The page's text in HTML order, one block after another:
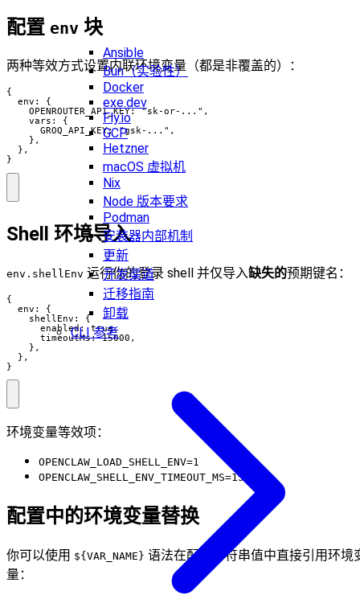
Ansible
Bun（实验性）
Docker
exe.dev
Fly.io
GCP
Hetzner
macOS 虚拟机
Nix
Node 版本要求
Podman
安装器内部机制
更新
开发渠道
迁移指南
卸载
CLI 参考
配置 env 块
两种等效方式设置内联环境变量（都是非覆盖的）：
{
  env: {
    OPENROUTER_API_KEY: "sk-or-...",
    vars: {
      GROQ_API_KEY: "gsk-...",
    },
  },
}
Shell 环境导入
env.shellEnv 运行你的登录 shell 并仅导入缺失的预期键名：
{
  env: {
    shellEnv: {
      enabled: true,
      timeoutMs: 15000,
    },
  },
}
环境变量等效项：
OPENCLAW_LOAD_SHELL_ENV=1
OPENCLAW_SHELL_ENV_TIMEOUT_MS=15000
配置中的环境变量替换
你可以使用 ${VAR_NAME} 语法在配置字符串值中直接引用环境
量：